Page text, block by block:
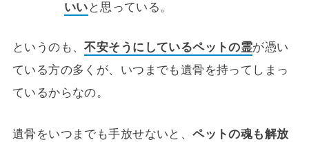
いいと思っている。
というのも、不安そうにしているペットの霊が憑い
ている方の多くが、いつまでも遺骨を持ってしまっ
ているからなの。
遺骨をいつまでも手放せないと、ペットの魂も解放